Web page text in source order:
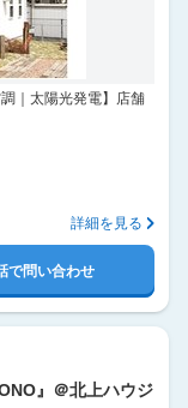
｜太陽光発電】店舗
詳細を見る
で問い合わせ
』＠北上ハウジ